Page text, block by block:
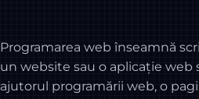
Programarea web înseamnă
un website sau o aplicație web
ajutorul programării web, o